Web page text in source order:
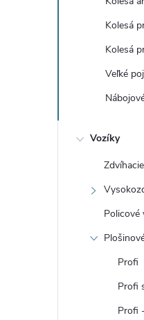
Kolesá
Kolesá
Veľké
Vozíky
Policové
Profi
Profi
Profi